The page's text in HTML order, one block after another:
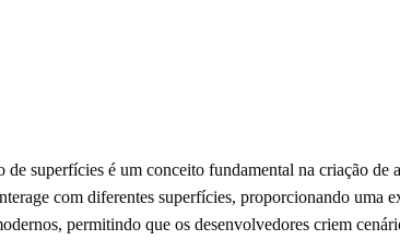
superfícies é um conceito fundamental na criação de
com diferentes superfícies, proporcionando uma
permitindo que os desenvolvedores criem